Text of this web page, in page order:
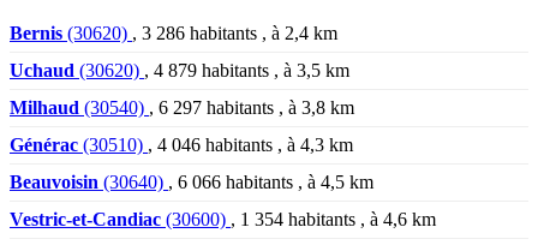
Bernis (30620) , 3 286 habitants , à 2,4 km
Uchaud (30620) , 4 879 habitants , à 3,5 km
Milhaud (30540) , 6 297 habitants , à 3,8 km
Générac (30510) , 4 046 habitants , à 4,3 km
Beauvoisin (30640) , 6 066 habitants , à 4,5 km
Vestric-et-Candiac (30600) , 1 354 habitants , à 4,6 km